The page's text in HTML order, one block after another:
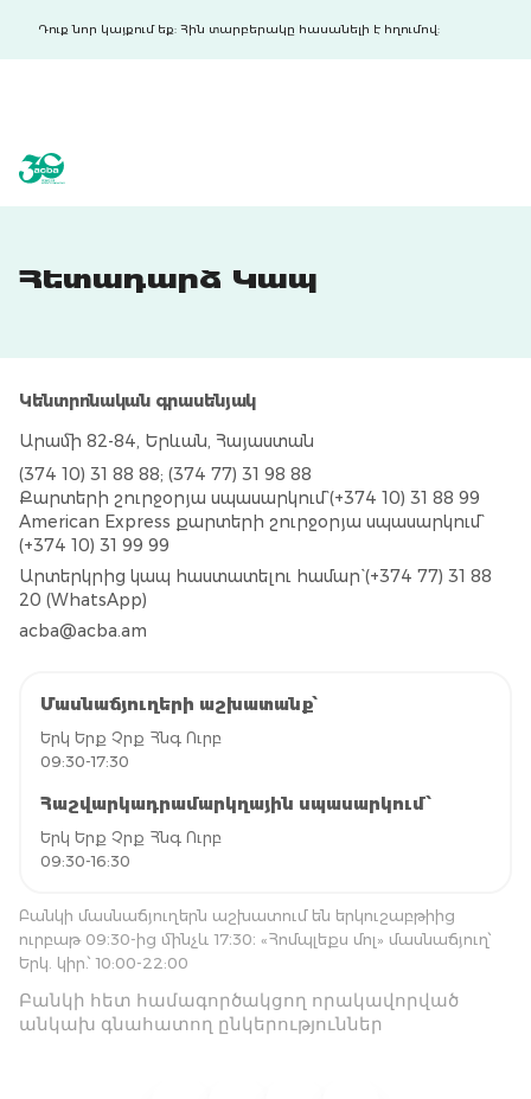
Դուք նոր կայքում եք: Հին տարբերակը հասանելի է հղումով:
Հետադարձ Կապ
Կենտրոնական գրասենյակ
Արամի 82-84, Երևան, Հայաստան
(374 10) 31 88 88; (374 77) 31 98 88
Քարտերի շուրջօրյա սպասարկում` (+374 10) 31 88 99
American Express քարտերի շուրջօրյա սպասարկում`
(+374 10) 31 99 99
Արտերկրից կապ հաստատելու համար` (+374 77) 31 88
20 (WhatsApp)
acba@acba.am
Մասնաճյուղերի աշխատանք՝
Երկ Երք Չրք Հնգ Ուրբ
09:30-17:30
Հաշվարկադրամարկղային սպասարկում՝
Երկ Երք Չրք Հնգ Ուրբ
09:30-16:30
Բանկի մասնաճյուղերն աշխատում են երկուշաբթիից
ուրբաթ 09։30-ից մինչև 17։30։ «Հոմպլեքս մոլ» մասնաճյուղ՝
Երկ. կիր.՝ 10:00-22:00
Բանկի հետ համագործակցող որակավորված
անկախ գնահատող ընկերություններ